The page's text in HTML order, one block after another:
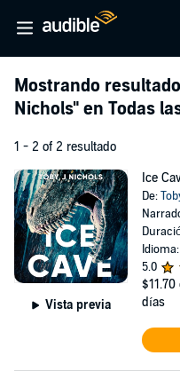
Mostrando
Nichols" en Todas
1 - 2 of 2 resultado
Vista previa
Ice
De:
5.0
$11.70
días